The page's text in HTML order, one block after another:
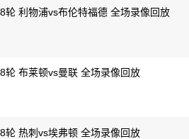
轮 利物浦vs布伦特福德 全场录像回放
轮 布莱顿vs曼联 全场录像回放
轮 热刺vs埃弗顿 全场录像回放